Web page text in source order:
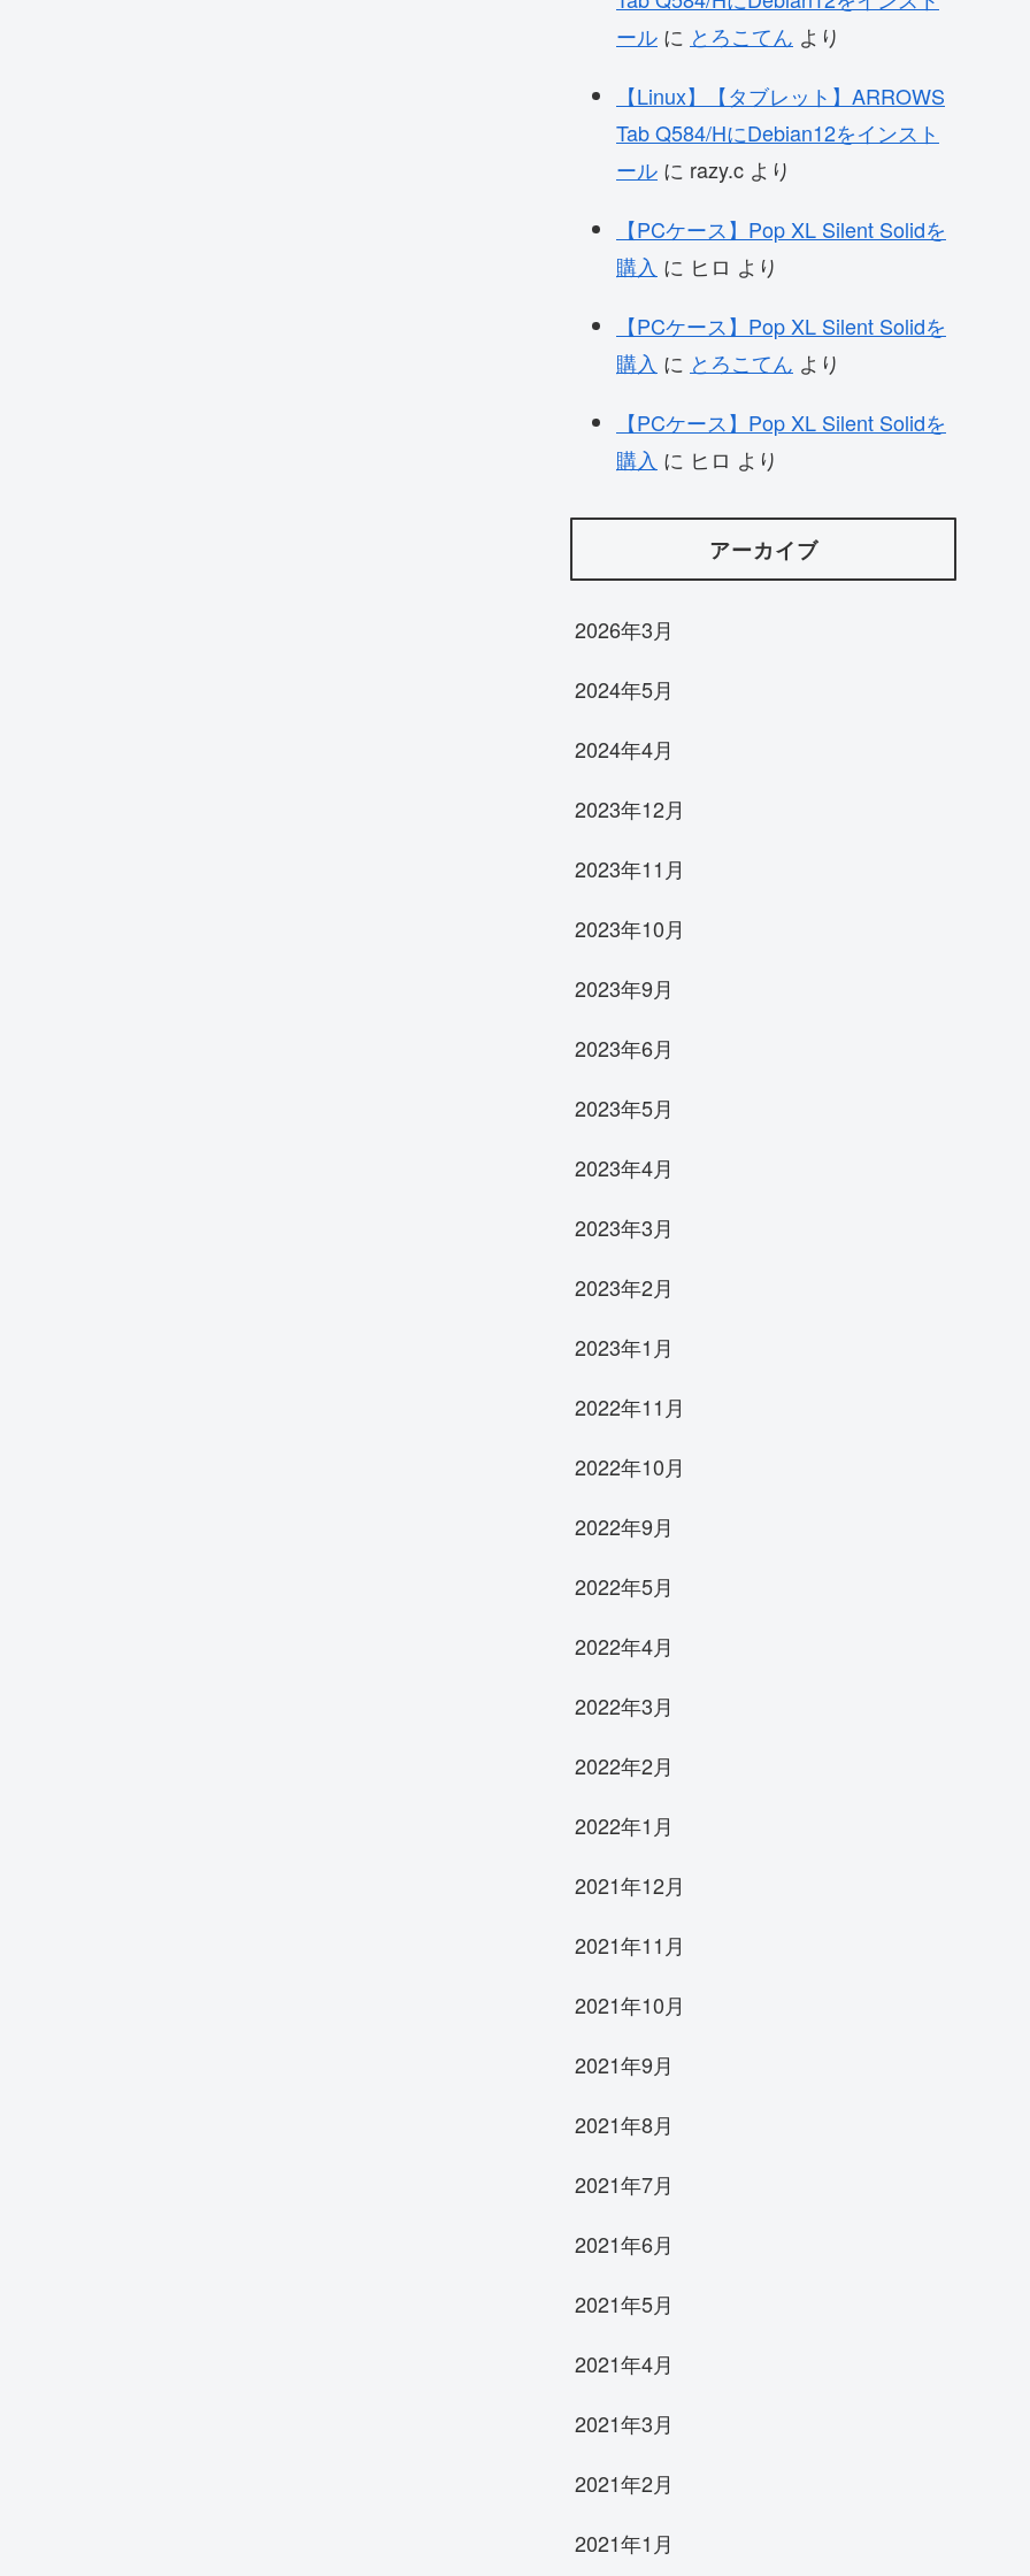
ール に とろこてん より
【Linux】【タブレット】ARROWS
Tab Q584/HにDebian12をインスト
ール に razy.c より
【PCケース】Pop XL Silent Solidを
購入 に ヒロ より
【PCケース】Pop XL Silent Solidを
購入 に とろこてん より
【PCケース】Pop XL Silent Solidを
購入 に ヒロ より
アーカイブ
2026年3月
2024年5月
2024年4月
2023年12月
2023年11月
2023年10月
2023年9月
2023年6月
2023年5月
2023年4月
2023年3月
2023年2月
2023年1月
2022年11月
2022年10月
2022年9月
2022年5月
2022年4月
2022年3月
2022年2月
2022年1月
2021年12月
2021年11月
2021年10月
2021年9月
2021年8月
2021年7月
2021年6月
2021年5月
2021年4月
2021年3月
2021年2月
2021年1月